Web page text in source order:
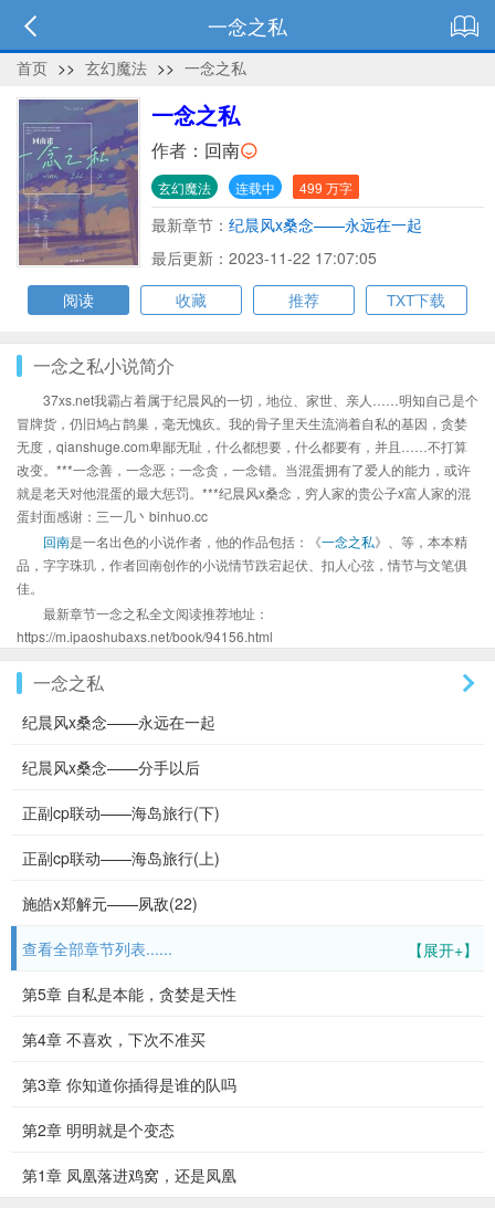
一念之私
首页 >> 玄幻魔法 >> 一念之私
一念之私
作者： 回南
玄幻魔法 连载中 499 万字
最新章节： 纪晨风x桑念——永远在一起
最后更新：2023-11-22 17:07:05
阅读
收藏 推荐 TXT下载
一念之私小说简介
37xs.net我霸占着属于纪晨风的一切，地位、家世、亲人……明知自己是个
冒牌货，仍旧鸠占鹊巢，毫无愧疚。我的骨子里天生流淌着自私的基因，贪婪
无度，qianshuge.com卑鄙无耻，什么都想要，什么都要有，并且……不打算
改变。***一念善，一念恶；一念贪，一念错。当混蛋拥有了爱人的能力，或许
就是老天对他混蛋的最大惩罚。***纪晨风x桑念，穷人家的贵公子x富人家的混
蛋封面感谢：三一几丶binhuo.cc
回南是一名出色的小说作者，他的作品包括：《一念之私》、等，本本精
品，字字珠玑，作者回南创作的小说情节跌宕起伏、扣人心弦，情节与文笔俱
佳。
最新章节一念之私全文阅读推荐地址：
https://m.ipaoshubaxs.net/book/94156.html
一念之私
纪晨风x桑念——永远在一起
纪晨风x桑念——分手以后
正副cp联动——海岛旅行(下)
正副cp联动——海岛旅行(上)
施皓x郑解元——夙敌(22)
【展开+】
查看全部章节列表......
第5章 自私是本能，贪婪是天性
第4章 不喜欢，下次不准买
第3章 你知道你插得是谁的队吗
第2章 明明就是个变态
第1章 凤凰落进鸡窝，还是凤凰